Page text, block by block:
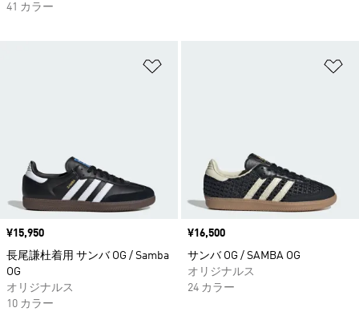
41 カラー
価格
¥15,950
長尾謙杜着用 サンバ OG / Samba
OG
オリジナルス
10 カラー
価格
¥16,500
サンバ OG / SAMBA OG
オリジナルス
24 カラー